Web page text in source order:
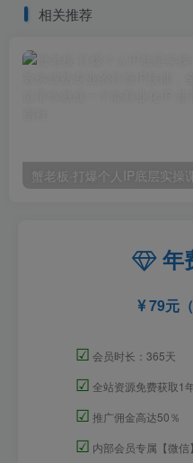
相关推荐
年
79元（
☑ 会员时长：365天
☑ 全站资源免费获取1
☑ 推广佣金高达50％
☑ 内部会员专属【微信